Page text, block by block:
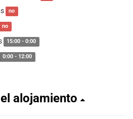
no
no
15:00 - 0:00
0:00 - 12:00
alojamiento